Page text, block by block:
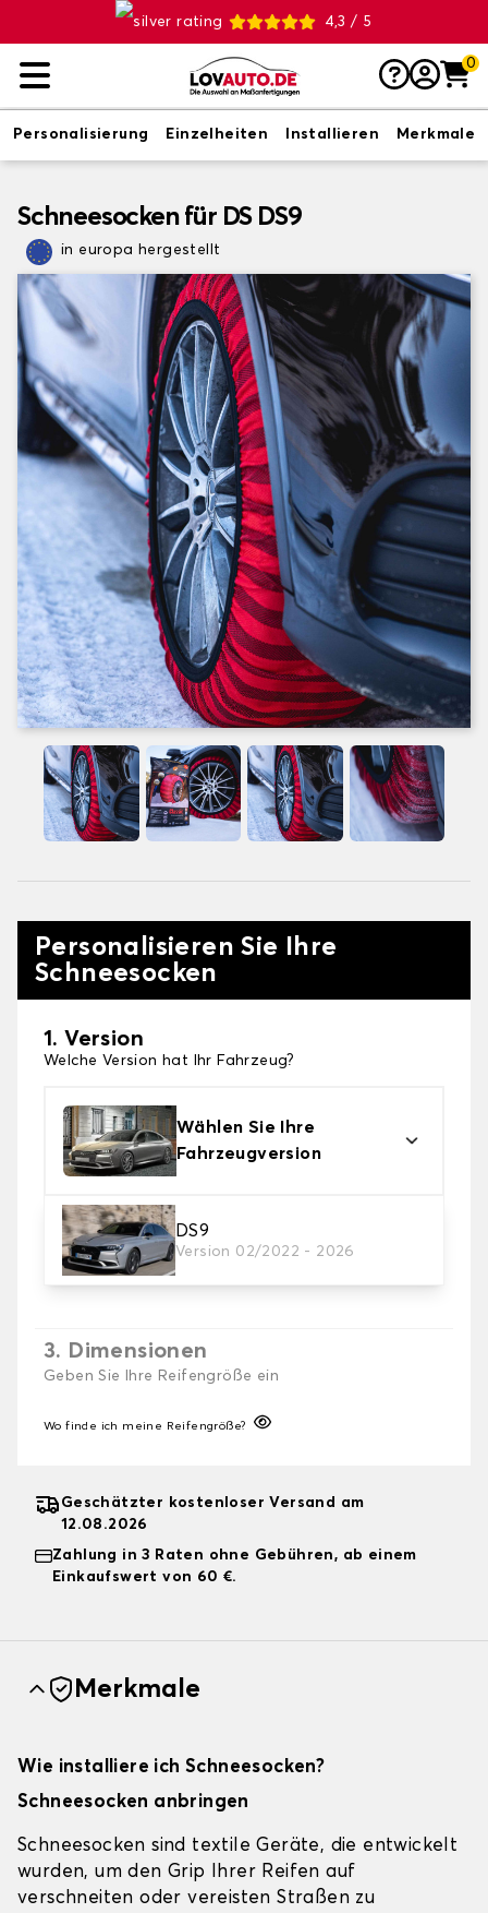
4,3 / 5
0
Personalisierung Einzelheiten Installieren Merkmale
Schneesocken für DS DS9
in europa hergestellt
Personalisieren Sie Ihre
Schneesocken
1. Version
Welche Version hat Ihr Fahrzeug?
Wählen Sie Ihre
Fahrzeugversion
DS9
Version 02/2022 - 2026
2. Finishing Schneesocke
Wählen Sie die passenden Schneesocken für Ihre
Bedürfnisse.
3. Dimensionen
Geben Sie Ihre Reifengröße ein
Wo finde ich meine Reifengröße?
Geschätzter kostenloser Versand am
12.08.2026
Zahlung in 3 Raten ohne Gebühren, ab einem
Einkaufswert von 60 €.
Merkmale
Wie installiere ich Schneesocken?
Schneesocken anbringen
Schneesocken sind textile Geräte, die entwickelt
wurden, um den Grip Ihrer Reifen auf
verschneiten oder vereisten Straßen zu